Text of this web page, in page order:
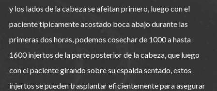
y los lados de la cabeza se afeitan primero, luego con el
paciente típicamente acostado boca abajo durante las
primeras dos horas, podemos cosechar de 1000 a hasta
1600 injertos de la parte posterior de la cabeza, que luego
con el paciente girando sobre su espalda sentado, estos
injertos se pueden trasplantar eficientemente para asegurar